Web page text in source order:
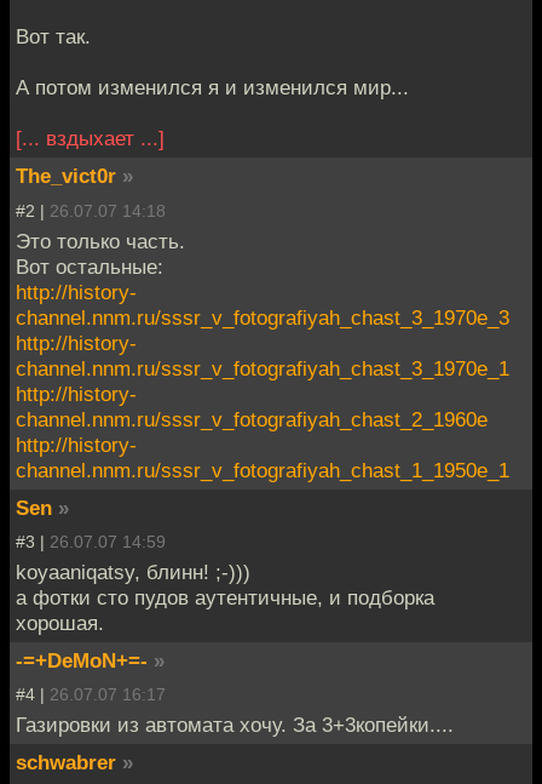
Вот так.
А потом изменился я и изменился мир...
[... вздыхает ...]
The_vict0r »
#2 | 26.07.07 14:18
Это только часть.
Вот остальные:
http://history-
channel.nnm.ru/sssr_v_fotografiyah_chast_3_1970e_3
http://history-
channel.nnm.ru/sssr_v_fotografiyah_chast_3_1970e_1
http://history-
channel.nnm.ru/sssr_v_fotografiyah_chast_2_1960e
http://history-
channel.nnm.ru/sssr_v_fotografiyah_chast_1_1950e_1
Sen »
#3 | 26.07.07 14:59
koyaaniqatsy, блинн! ;-)))
а фотки сто пудов аутентичные, и подборка
хорошая.
-=+DeMoN+=- »
#4 | 26.07.07 16:17
Газировки из автомата хочу. За 3+3копейки....
schwabrer »